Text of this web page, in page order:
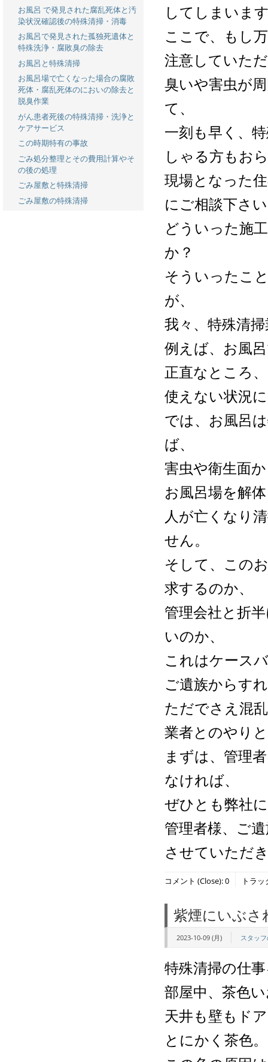
してしまいま
ここで、もし
注意していた
臭いや害虫が
て、
一刻も早く、
しゃる方もお
現場となった
にご相談下さ
どういった施
か？
そういったこ
が、
我々、特殊清
例えば、お風
正直なところ
使えない状況
では、お風呂
ば、
害虫や衛生面
お風呂場を解
人が亡くなり
せん。
そして、この
求するのか、
管理会社と折
いのか、
これはケース
ご遺族からす
ただでさえ混
業者とのやり
まずは、管理
なければ、
ぜひとも弊社
管理者様、ご
させていただ
コメント (Close):0 トラ
紫煙にいぶさ
2023-10-09 (月) スタッ
特殊清掃の仕
部屋中、茶色
天井も壁もド
とにかく茶色。
お風呂 で発見された腐乱死体と汚
染状況確認後の特殊清掃・消毒
お風呂で発見された孤独死遺体と
特殊洗浄・腐敗臭の除去
お風呂と特殊清掃
お風呂場で亡くなった場合の腐敗
死体・腐乱死体のにおいの除去と
脱臭作業
がん患者死後の特殊清掃・洗浄と
ケアサービス
この時期特有の事故
ごみ処分整理とその費用計算やそ
の後の処理
ごみ屋敷と特殊清掃
ごみ屋敷の特殊清掃